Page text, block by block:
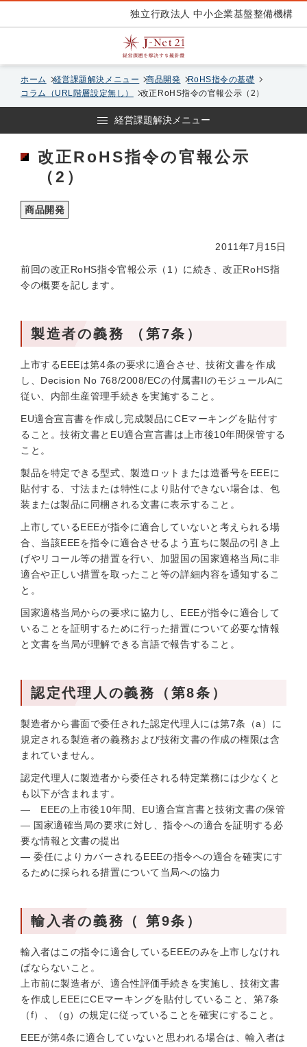
独立行政法人 中小企業基盤整備機構
ホーム 経営課題解決メニュー 商品開発
RoHS指令の基礎
コラム（URL階層設定無し）
改正RoHS指令の官報公示（2）
経営課題解決メニュー
改正RoHS指令の官報公示
（2）
商品開発
2011年7月15日
前回の改正RoHS指令官報公示（1）に続き、改正RoHS指
令の概要を記します。
製造者の義務 （第7条）
上市するEEEは第4条の要求に適合させ、技術文書を作成
し、Decision No 768/2008/ECの付属書IIのモジュールAに
従い、内部生産管理手続きを実施すること。
EU適合宣言書を作成し完成製品にCEマーキングを貼付す
ること。技術文書とEU適合宣言書は上市後10年間保管する
こと。
製品を特定できる型式、製造ロットまたは造番号をEEEに
貼付する、寸法または特性により貼付できない場合は、包
装または製品に同梱される文書に表示すること。
上市しているEEEが指令に適合していないと考えられる場
合、当該EEEを指令に適合させるよう直ちに製品の引き上
げやリコール等の措置を行い、加盟国の国家適格当局に非
適合や正しい措置を取ったこと等の詳細内容を通知するこ
と。
国家適格当局からの要求に協力し、EEEが指令に適合して
いることを証明するために行った措置について必要な情報
と文書を当局が理解できる言語で報告すること。
認定代理人の義務（第8条）
製造者から書面で委任された認定代理人には第7条（a）に
規定される製造者の義務および技術文書の作成の権限は含
まれていません。
認定代理人に製造者から委任される特定業務には少なくと
も以下が含まれます。
— EEEの上市後10年間、EU適合宣言書と技術文書の保管
— 国家適確当局の要求に対し、指令への適合を証明する必
要な情報と文書の提出
— 委任によりカバーされるEEEの指令への適合を確実にす
るために採られる措置について当局への協力
輸入者の義務（ 第9条）
輸入者はこの指令に適合しているEEEのみを上市しなけれ
ばならないこと。
上市前に製造者が、適合性評価手続きを実施し、技術文書
を作成しEEEにCEマーキングを貼付していること、第7条
（f）、（g）の規定に従っていることを確実にすること。
EEEが第4条に適合していないと思われる場合は、輸入者は